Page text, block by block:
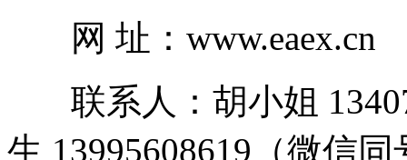
网 址：www.eaex.cn
联系人：胡小姐
生 13995608619（微信同